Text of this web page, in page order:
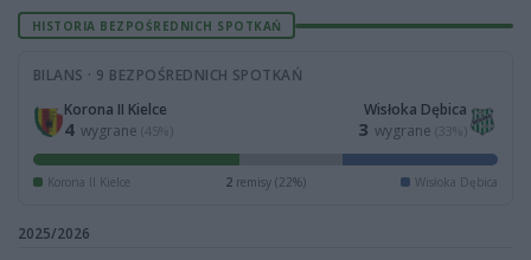
HISTORIA BEZPOŚREDNICH SPOTKAŃ
BILANS · 9 BEZPOŚREDNICH SPOTKAŃ
Korona II Kielce
4 wygrane (45%)
Wisłoka Dębica
3 wygrane (33%)
Korona II Kielce 2 remisy (22%) Wisłoka Dębica
2025/2026